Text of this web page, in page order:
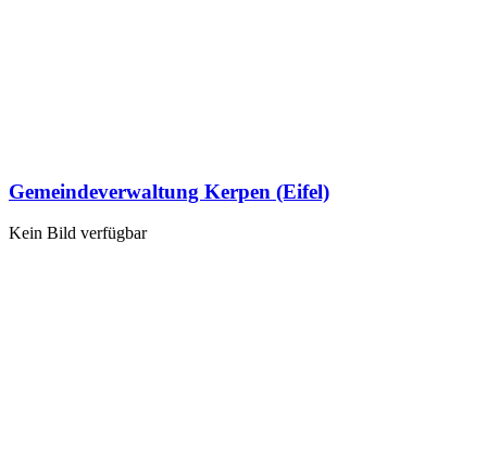
Gemeindeverwaltung Kerpen (Eifel)
Kein Bild verfügbar